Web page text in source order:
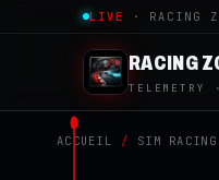
LIVE · RACING
RACING
TELEMETRY
ACCUEIL / SIM